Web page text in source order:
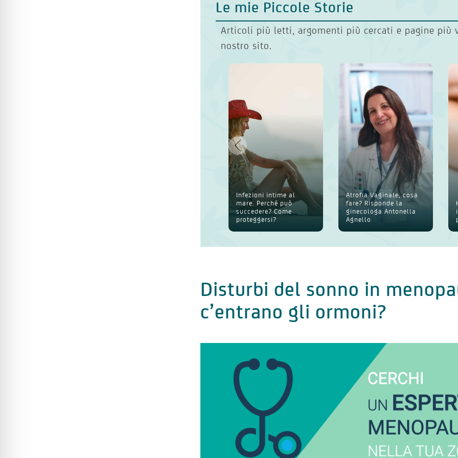
Le mie Piccole Storie
Articoli più letti, argomenti più cercati e pagine più
nostro sito.
Infezioni intime al
mare. Perché può
succedere? Come
proteggersi?
Atrofia Vaginale, cosa
fare? Risponde la
ginecologa Antonella
Agnello
Disturbi del sonno in
c’entrano gli ormoni?